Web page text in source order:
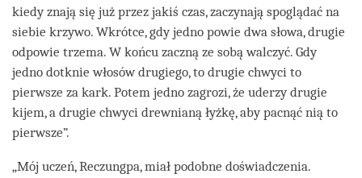
kiedy znają się już przez jakiś czas, zaczynają spoglądać na
siebie krzywo. Wkrótce, gdy jedno powie dwa słowa, drugie
odpowie trzema. W końcu zaczną ze sobą walczyć. Gdy
jedno dotknie włosów drugiego, to drugie chwyci to
pierwsze za kark. Potem jedno zagrozi, że uderzy drugie
kijem, a drugie chwyci drewnianą łyżkę, aby pacnąć nią to
pierwsze”.
„Mój uczeń, Reczungpa, miał podobne doświadczenia.